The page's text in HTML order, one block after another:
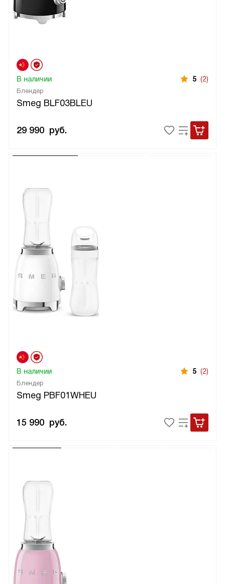
Блендер
Smeg BLF03BLEU
В наличии 5 (2)
29 990 руб.
Блендер
Smeg PBF01WHEU
В наличии 5 (2)
15 990 руб.